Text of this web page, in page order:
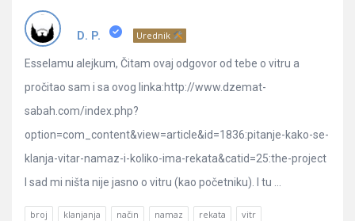
D. P. Urednik
Esselamu alejkum, Čitam ovaj odgovor od tebe o vitru a
pročitao sam i sa ovog linka:http://www.dzemat-
sabah.com/index.php?
option=com_content&view=article&id=1836:pitanje-kako-se-
klanja-vitar-namaz-i-koliko-ima-rekata&catid=25:the-project
I sad mi ništa nije jasno o vitru (kao početniku). I tu ...
broj klanjanja način namaz rekata vitr